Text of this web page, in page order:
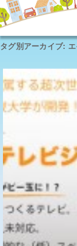
タグ別アーカイブ: